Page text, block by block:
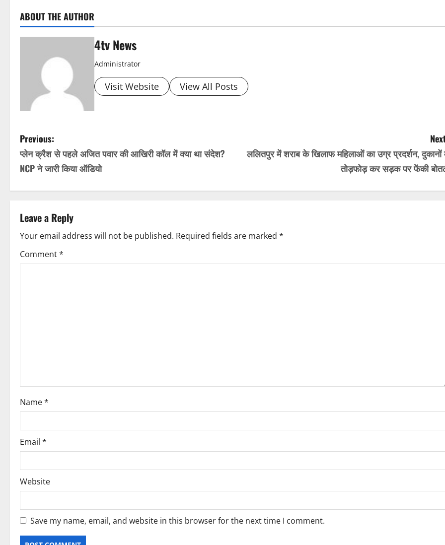
ABOUT THE AUTHOR
4tv News
Administrator
Visit Website View All Posts
P
o
n
a
v
o
n
Previous:
प्लेन क्रैश से पहले अजित पवार की आखिरी कॉल में क्या था संदेश?
NCP ने जारी किया ऑडियो
ललितपुर में शराब के खिलाफ महिलाओं का उग्र प्रदर्शन, दुकानों
तोड़फोड़ कर सड़क पर फेंकी
Leave a Reply
Your email address will not be published. Required fields are marked *
Comment*
Name*
Email *
Website
Save my name, email, and website in this browser for the next time I comment.